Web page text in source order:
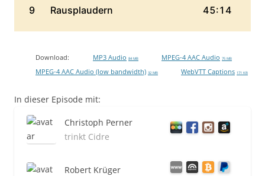
Download: MP3 Audio 84 MB MPEG-4 AAC Audio 75 MB
MPEG-4 AAC Audio (low bandwidth) 32 MB WebVTT Captions 171 KB
In dieser Episode mit:
Christoph Perner
trinkt Cidre
Robert Krüger